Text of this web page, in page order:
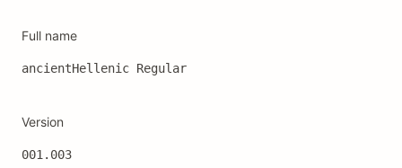
Full name
ancientHellenic Regular
Version
001.003